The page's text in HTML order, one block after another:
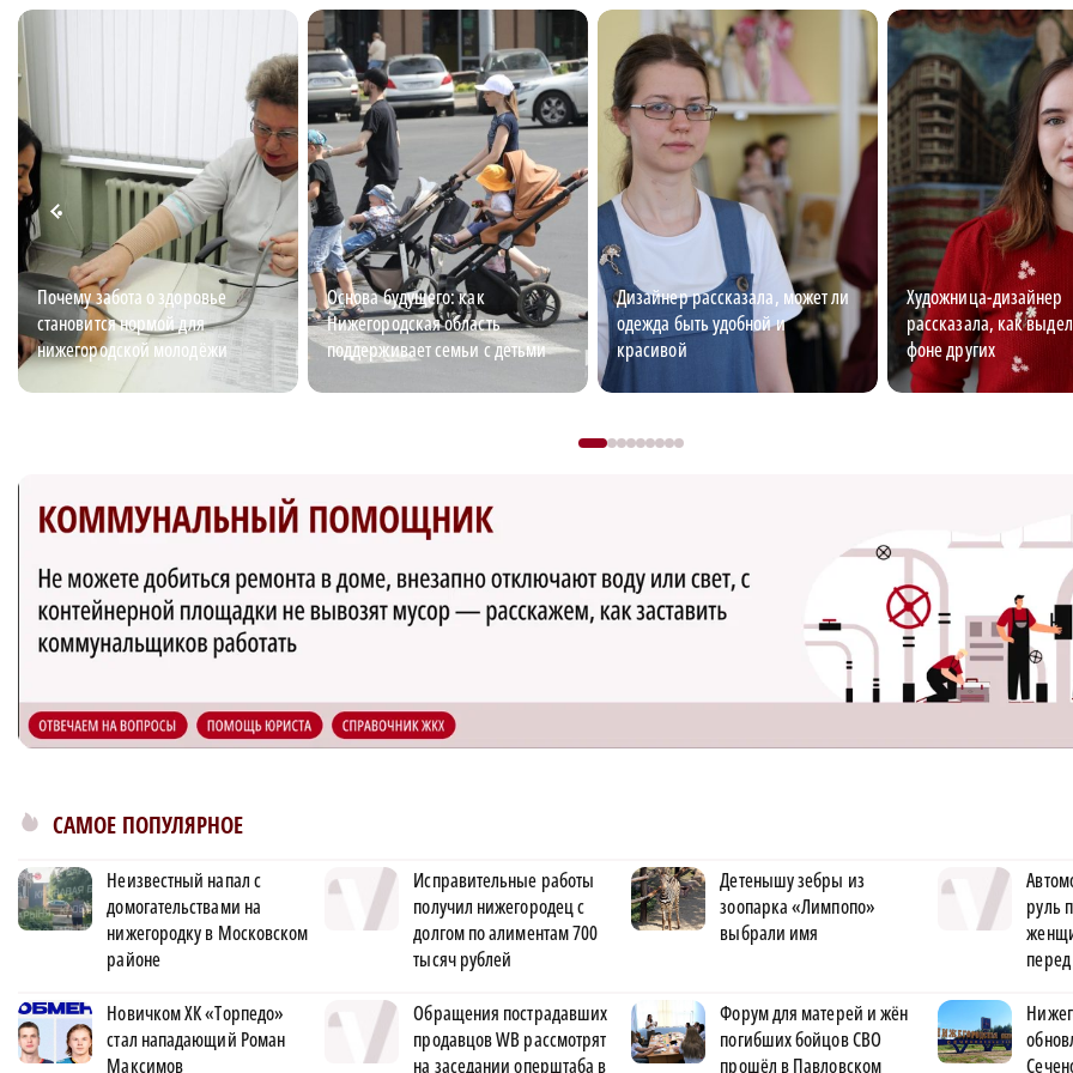
Почему забота о здоровье
становится нормой для
нижегородской молодёжи
Основа будущего: как
Нижегородская область
поддерживает семьи с детьми
Дизайнер рассказала, может ли
одежда быть удобной и
красивой
Художница-дизайнер
рассказала, как
фоне других
САМОЕ ПОПУЛЯРНОЕ
Неизвестный напал с
домогательствами на
нижегородку в Московском
районе
Исправительные работы
получил нижегородец с
долгом по алиментам 700
тысяч рублей
Детенышу зебры из
зоопарка «Лимпопо»
выбрали имя
руль
Новичком ХК «Торпедо»
стал нападающий Роман
Максимов
Обращения пострадавших
продавцов WB рассмотрят
на заседании оперштаба в
Форум для матерей и жён
погибших бойцов СВО
прошёл в Павловском